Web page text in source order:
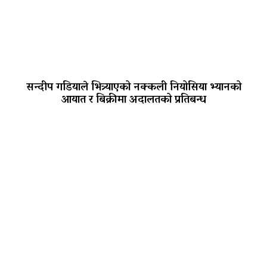
सन्दीप गडियाले भित्र्याएको नक्कली नियोसिया भ्यानको
आयात र बिक्रीमा अदालतको प्रतिबन्ध